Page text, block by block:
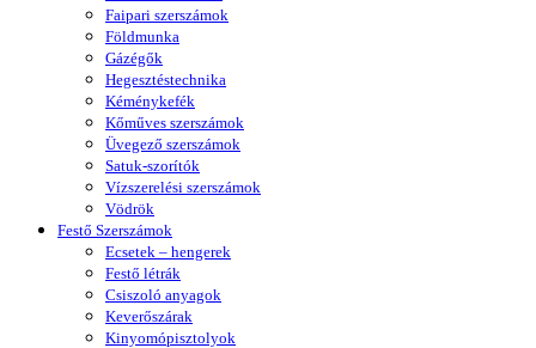
Faipari szerszámok
Földmunka
Gázégők
Hegesztéstechnika
Kéménykefék
Kőműves szerszámok
Üvegező szerszámok
Satuk-szorítók
Vízszerelési szerszámok
Vödrök
Festő Szerszámok
Ecsetek – hengerek
Festő létrák
Csiszoló anyagok
Keverőszárak
Kinyomópisztolyok